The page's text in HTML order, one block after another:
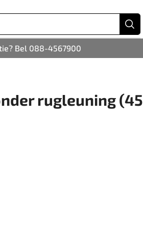
Bel 088-4567900
rugleuning (45